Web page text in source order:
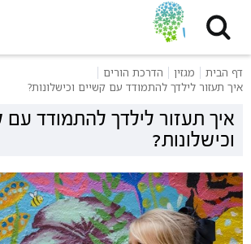
דף הבית מגזין
הדרכת הורים
איך תעזור לילדך להתמודד עם קשיים וכישלונות?
איך תעזור לילדך להתמודד עם
וכישלונות?